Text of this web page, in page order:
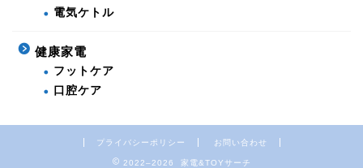
電気ケトル
健康家電
フットケア
口腔ケア
プライバシーポリシー お問い合わせ
2022–2026 家電&TOYサーチ